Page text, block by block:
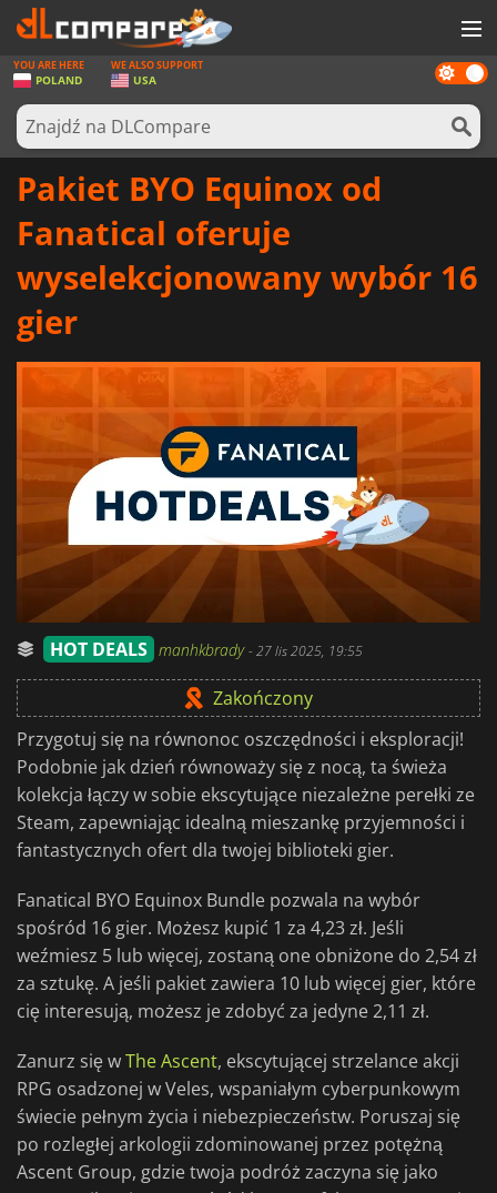
GRY
KARTY DO GIER
OPROGRAMOWANIE
AKTUALNOŚCI
ZALOGUJ SIĘ LUB ZAREJESTRUJ
Dark
mode
YOU ARE HERE
POLAND
WE ALSO SUPPORT
USA
Pakiet BYO Equinox od
Fanatical oferuje
wyselekcjonowany wybór 16
gier
HOT DEALS manhkbrady-27 lis 2025, 19:55
Zakończony
Przygotuj się na równonoc oszczędności i eksploracji!
Podobnie jak dzień równoważy się z nocą, ta świeża
kolekcja łączy w sobie ekscytujące niezależne perełki ze
Steam, zapewniając idealną mieszankę przyjemności i
fantastycznych ofert dla twojej biblioteki gier.
Fanatical BYO Equinox Bundle pozwala na wybór
spośród 16 gier. Możesz kupić 1 za 4,23 zł. Jeśli
weźmiesz 5 lub więcej, zostaną one obniżone do 2,54 zł
za sztukę. A jeśli pakiet zawiera 10 lub więcej gier, które
cię interesują, możesz je zdobyć za jedyne 2,11 zł.
Zanurz się wThe Ascent, ekscytującej strzelance akcji
RPG osadzonej w Veles, wspaniałym cyberpunkowym
świecie pełnym życia i niebezpieczeństw. Poruszaj się
po rozległej arkologii zdominowanej przez potężną
Ascent Group, gdzie twoja podróż zaczyna się jako